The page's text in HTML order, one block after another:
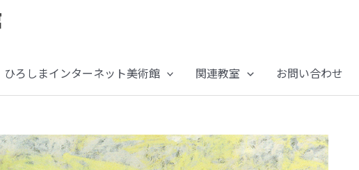
ひろしまインターネット美術館 関連教室 お問い合わせ